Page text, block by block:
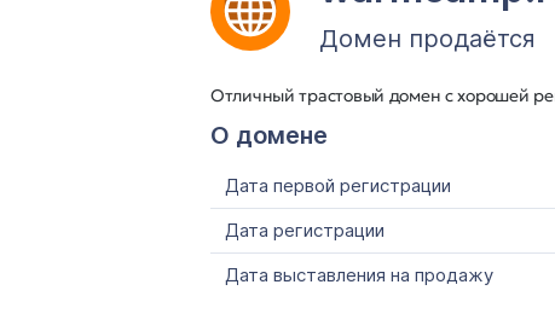
Домен продаётся
Отличный трастовый домен с хорошей
О домене
Дата первой регистрации
Дата регистрации
Дата выставления на продажу